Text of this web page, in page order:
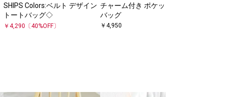
SHIPS Colors:ベルト デザイン
トートバッグ◇
￥ 4,290 〔40%OFF〕
チャーム付き ポケット トート
バッグ
￥ 4,950